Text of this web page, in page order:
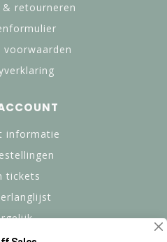
& retourneren
voorwaarden
informatie
tickets